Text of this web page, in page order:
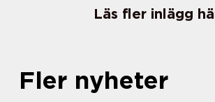
Läs fler inlägg
Fler nyheter